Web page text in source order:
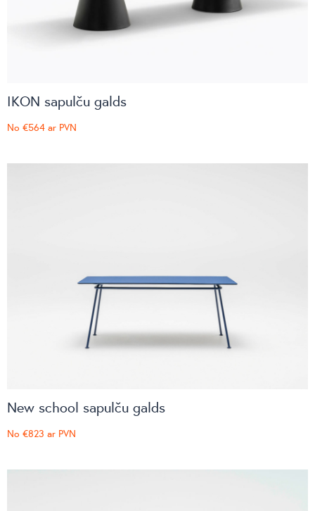
IKON sapulču galds
No €564 ar PVN
New school sapulču galds
No €823 ar PVN